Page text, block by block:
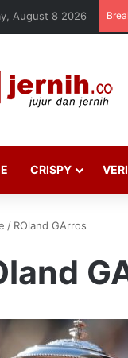
August 8 2026
CRISPY
/ ROland GArros